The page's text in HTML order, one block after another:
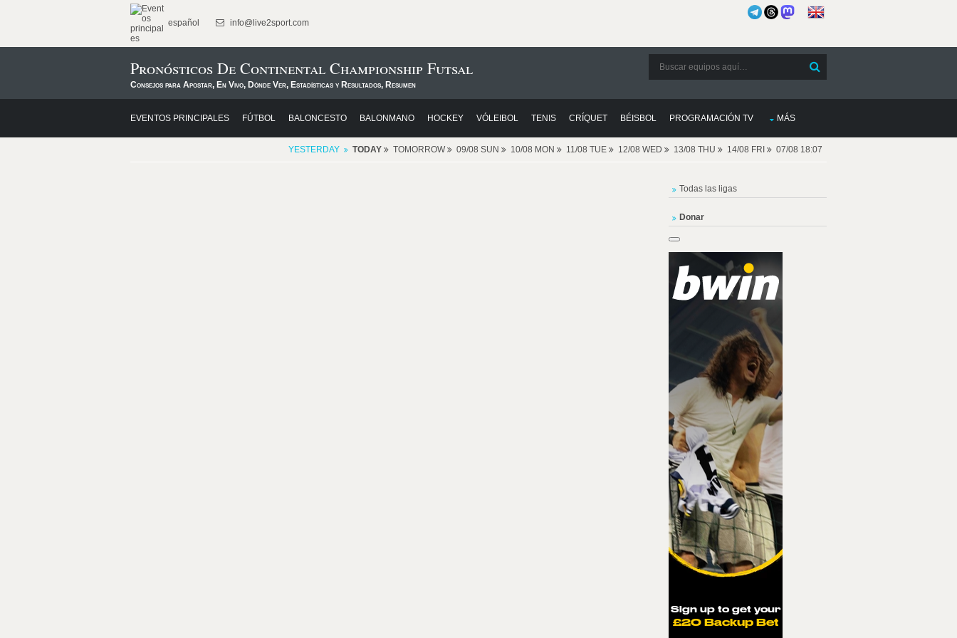
español info@live2sport.com
Pronósticos De Continental Championship Futsal
Consejos para Apostar, En Vivo, Dónde Ver, Estadísticas y Resultados, Resumen
EVENTOS PRINCIPALES FÚTBOL BALONCESTO BALONMANO HOCKEY VÓLEIBOL TENIS CRÍQUET BÉISBOL PROGRAMACIÓN TV MÁS
YESTERDAY TODAY TOMORROW 09/08 SUN 10/08 MON 11/08 TUE 12/08 WED 13/08 THU 14/08 FRI 07/08 18:07
Todas las ligas
Donar